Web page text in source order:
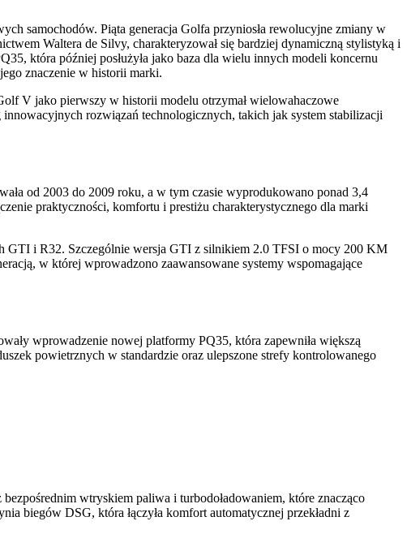
samochodów. Piąta generacja Golfa przyniosła rewolucyjne zmiany w
Waltera de Silvy, charakteryzował się bardziej dynamiczną stylistyką i
która później posłużyła jako baza dla wielu innych modeli koncernu
znaczenie w historii marki.
V jako pierwszy w historii modelu otrzymał wielowahaczowe
rozwiązań technologicznych, takich jak system stabilizacji
od 2003 do 2009 roku, a w tym czasie wyprodukowano ponad 3,4
praktyczności, komfortu i prestiżu charakterystycznego dla marki
GTI i R32. Szczególnie wersja GTI z silnikiem 2.0 TFSI o mocy 200 KM
w której wprowadzono zaawansowane systemy wspomagające
wprowadzenie nowej platformy PQ35, która zapewniła większą
powietrznych w standardzie oraz ulepszone strefy kontrolowanego
wtryskiem paliwa i turbodoładowaniem, które znacząco
biegów DSG, która łączyła komfort automatycznej przekładni z